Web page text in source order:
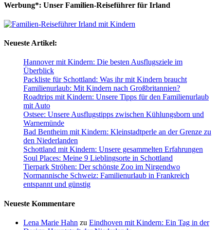
Werbung*: Unser Familien-Reiseführer für Irland
Neueste Artikel:
Hannover mit Kindern: Die besten Ausflugsziele im
Überblick
Packliste für Schottland: Was ihr mit Kindern braucht
Familienurlaub: Mit Kindern nach Großbritannien?
Roadtrips mit Kindern: Unsere Tipps für den Familienurlaub
mit Auto
Ostsee: Unsere Ausflugstipps zwischen Kühlungsborn und
Warnemünde
Bad Bentheim mit Kindern: Kleinstadtperle an der Grenze zu
den Niederlanden
Schottland mit Kindern: Unsere gesammelten Erfahrungen
Soul Places: Meine 9 Lieblingsorte in Schottland
Tierpark Ströhen: Der schönste Zoo im Nirgendwo
Normannische Schweiz: Familienurlaub in Frankreich
entspannt und günstig
Neueste Kommentare
Lena Marie Hahn zu Eindhoven mit Kindern: Ein Tag in der